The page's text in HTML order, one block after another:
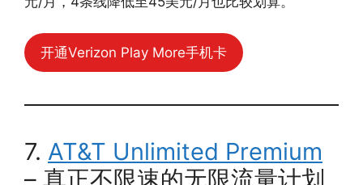
开通Verizon Play More手机卡
7. AT&T Unlimited Premium
– 真正不限速的无限流量计划